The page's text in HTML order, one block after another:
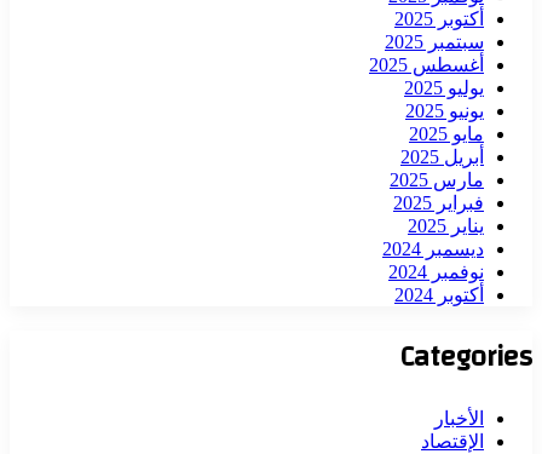
أكتوبر 2025
سبتمبر 2025
أغسطس 2025
يوليو 2025
يونيو 2025
مايو 2025
أبريل 2025
مارس 2025
فبراير 2025
يناير 2025
ديسمبر 2024
نوفمبر 2024
أكتوبر 2024
Categories
الأخبار
الإقتصاد